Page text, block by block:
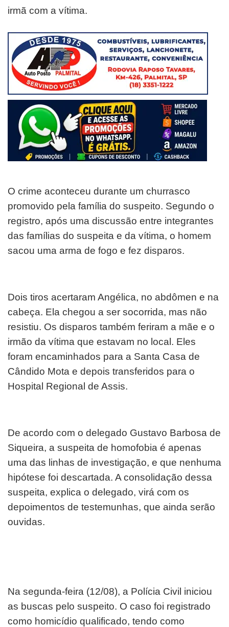
irmã com a vítima.
O crime aconteceu durante um churrasco
promovido pela família do suspeito. Segundo o
registro, após uma discussão entre integrantes
das famílias do suspeita e da vítima, o homem
sacou uma arma de fogo e fez disparos.
Dois tiros acertaram Angélica, no abdômen e na
cabeça. Ela chegou a ser socorrida, mas não
resistiu. Os disparos também feriram a mãe e o
irmão da vítima que estavam no local. Eles
foram encaminhados para a Santa Casa de
Cândido Mota e depois transferidos para o
Hospital Regional de Assis.
De acordo com o delegado Gustavo Barbosa de
Siqueira, a suspeita de homofobia é apenas
uma das linhas de investigação, e que nenhuma
hipótese foi descartada. A consolidação dessa
suspeita, explica o delegado, virá com os
depoimentos de testemunhas, que ainda serão
ouvidas.
Na segunda-feira (12/08), a Polícia Civil iniciou
as buscas pelo suspeito. O caso foi registrado
como homicídio qualificado, tendo como